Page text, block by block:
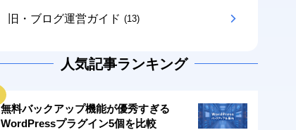
旧・ブログ運営ガイド (13)
人気記事ランキング
無料バックアップ機能が優秀すぎる
WordPressプラグイン5個を比較